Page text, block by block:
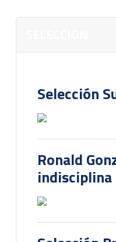
Selección
Ronald
indisciplina